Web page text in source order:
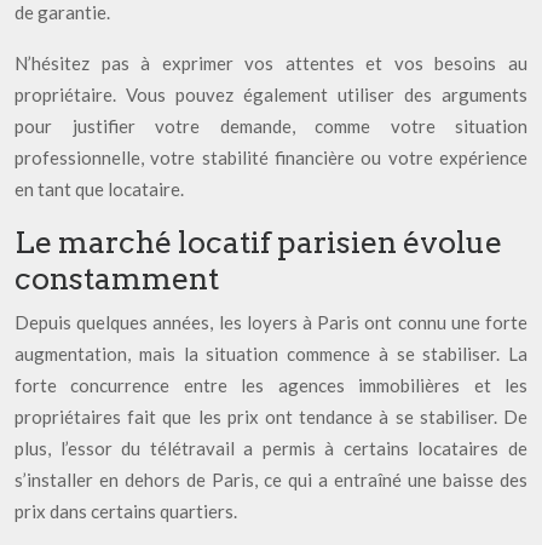
de garantie.
N’hésitez pas à exprimer vos attentes et vos besoins au
propriétaire. Vous pouvez également utiliser des arguments
pour justifier votre demande, comme votre situation
professionnelle, votre stabilité financière ou votre expérience
en tant que locataire.
Le marché locatif parisien évolue
constamment
Depuis quelques années, les loyers à Paris ont connu une forte
augmentation, mais la situation commence à se stabiliser. La
forte concurrence entre les agences immobilières et les
propriétaires fait que les prix ont tendance à se stabiliser. De
plus, l’essor du télétravail a permis à certains locataires de
s’installer en dehors de Paris, ce qui a entraîné une baisse des
prix dans certains quartiers.